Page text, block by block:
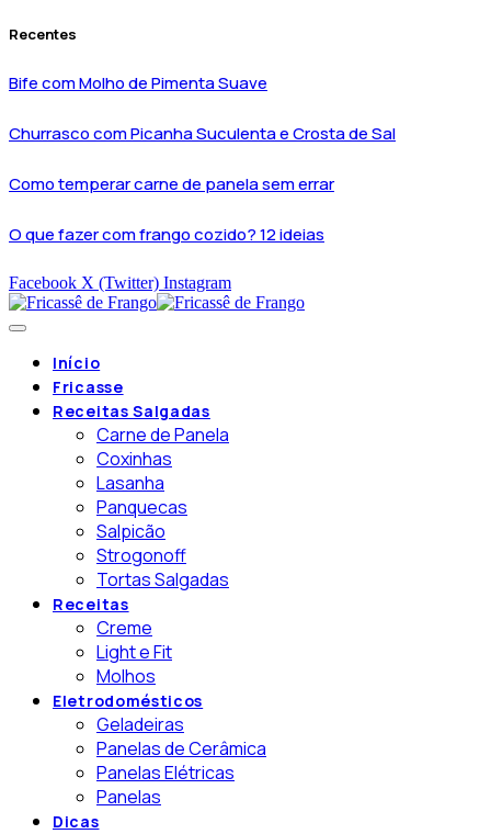
Recentes
Bife com Molho de Pimenta Suave
Churrasco com Picanha Suculenta e Crosta de Sal
Como temperar carne de panela sem errar
O que fazer com frango cozido? 12 ideias
Facebook X (Twitter) Instagram
Início
Fricasse
Receitas Salgadas
Carne de Panela
Coxinhas
Lasanha
Panquecas
Salpicão
Strogonoff
Tortas Salgadas
Receitas
Creme
Light e Fit
Molhos
Eletrodomésticos
Geladeiras
Panelas de Cerâmica
Panelas Elétricas
Panelas
Dicas